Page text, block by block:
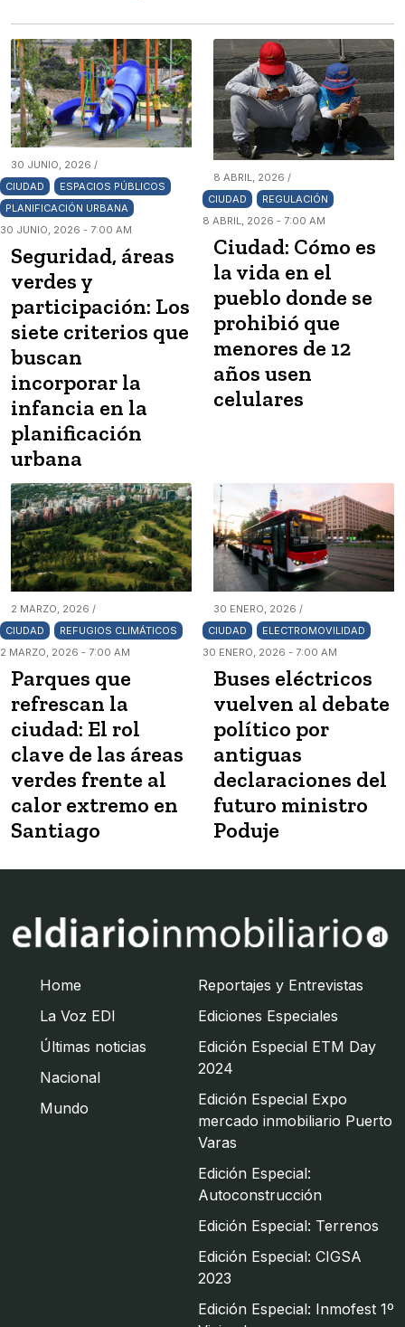
30 JUNIO, 2026 /
CIUDAD
ESPACIOS PÚBLICOS
PLANIFICACIÓN URBANA
30 JUNIO, 2026 - 7:00 AM
Seguridad, áreas
verdes y
participación: Los
siete criterios que
buscan
incorporar la
infancia en la
planificación
urbana
8 ABRIL, 2026 /
CIUDAD
REGULACIÓN
8 ABRIL, 2026 - 7:00 AM
Ciudad: Cómo es
la vida en el
pueblo donde se
prohibió que
menores de 12
años usen
celulares
2 MARZO, 2026 /
CIUDAD
REFUGIOS CLIMÁTICOS
2 MARZO, 2026 - 7:00 AM
Parques que
refrescan la
ciudad: El rol
clave de las áreas
verdes frente al
calor extremo en
Santiago
30 ENERO, 2026 /
CIUDAD
ELECTROMOVILIDAD
30 ENERO, 2026 - 7:00 AM
Buses eléctricos
vuelven al debate
político por
antiguas
declaraciones del
futuro ministro
Poduje
Home
La Voz EDI
Últimas noticias
Nacional
Mundo
Reportajes y Entrevistas
Ediciones Especiales
Edición Especial ETM Day
2024
Edición Especial Expo
mercado inmobiliario Puerto
Varas
Edición Especial:
Autoconstrucción
Edición Especial: Terrenos
Edición Especial: CIGSA
2023
Edición Especial: Inmofest 1º